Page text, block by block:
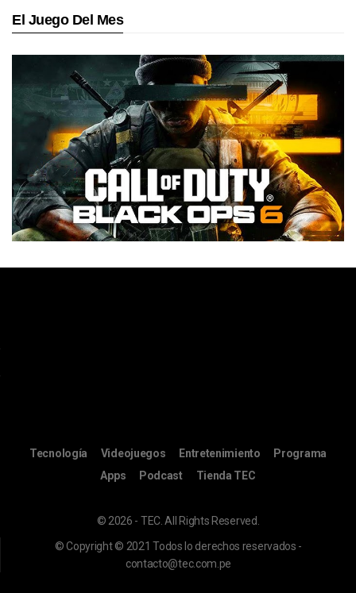
El Juego Del Mes
Tecnología Videojuegos Entretenimiento
Programa
Apps
Podcast Tienda TEC
© 2026 - TEC. All Rights Reserved.
© Copyright © 2021 Todos lo derechos reservados -
contacto@tec.com.pe